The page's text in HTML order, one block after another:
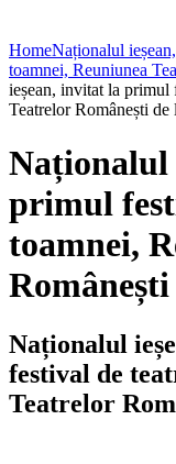
HomeNaționalul
toamnei, Reuniunea
ieșean, invitat la primul
Teatrelor Românești de
Naționalul
primul
toamnei,
Naționalul
festival de
Teatrelor